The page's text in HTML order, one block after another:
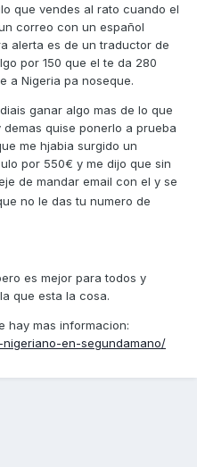
que vendes al rato cuando el
correo con un español
alerta es de un traductor de
por 150 que el te da 280
a Nigeria pa noseque.
ganar algo mas de lo que
quise ponerlo a prueba
me hjabia surgido un
por 550€ y me dijo que sin
de mandar email con el y se
no le das tu numero de
es mejor para todos y
que esta la cosa.
hay mas informacion:
en-segundamano/